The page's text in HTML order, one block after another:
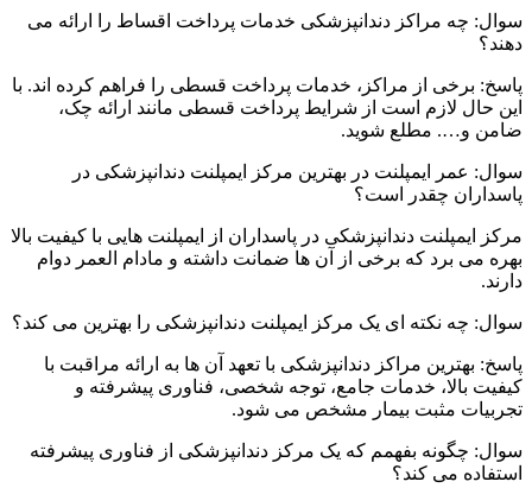
سوال: چه مراکز دندانپزشکی خدمات پرداخت اقساط را ارائه می
دهند؟
پاسخ: برخی از مراکز، خدمات پرداخت قسطی را فراهم کرده‌ اند. با
این حال لازم است از شرایط پرداخت قسطی مانند ارائه چک،
ضامن و…. مطلع شوید.
سوال: عمر ایمپلنت در بهترین مرکز ایمپلنت دندانپزشکی در
پاسداران چقدر است؟
مرکز ایمپلنت دندانپزشکی در پاسداران از ایمپلنت هایی با کیفیت بالا
بهره می برد که برخی از آن ها ضمانت داشته و مادام العمر دوام
دارند.
سوال: چه نکته ای یک مرکز ایمپلنت دندانپزشکی را بهترین می کند؟
پاسخ: بهترین مراکز دندانپزشکی با تعهد آن ها به ارائه مراقبت با
کیفیت بالا، خدمات جامع، توجه شخصی، فناوری پیشرفته و
تجربیات مثبت بیمار مشخص می شود.
سوال: چگونه بفهمم که یک مرکز دندانپزشکی از فناوری پیشرفته
استفاده می کند؟